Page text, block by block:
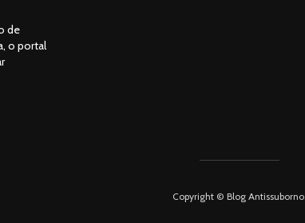
de
o portal
Copyright © Blog Antissuborno.